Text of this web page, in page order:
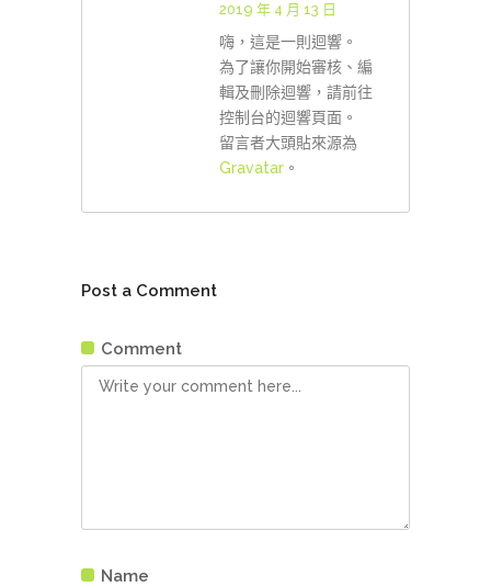
2019 年 4 月 13 日
嗨，這是一則迴響。
為了讓你開始審核、編
輯及刪除迴響，請前往
控制台的迴響頁面。
留言者大頭貼來源為
Gravatar 。
Post a Comment
Comment
Name